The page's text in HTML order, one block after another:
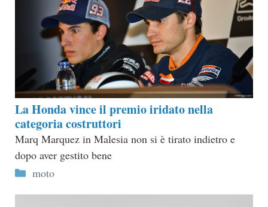
La Honda vince il premio iridato nella
categoria costruttori
Marq Marquez in Malesia non si è tirato indietro e
dopo aver gestito bene
Categorie
moto